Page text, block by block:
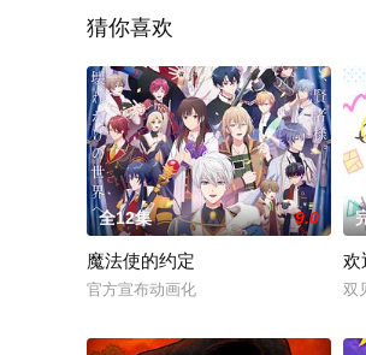
猜你喜欢
全12集 9.0
魔法使的约定
官方宣布动画化
欢
双